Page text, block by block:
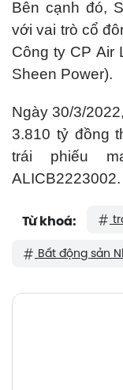
Bên cạnh đó,
với vai trò cổ
Công ty CP Air
Sheen Power).
Ngày 30/3/
3.810 tỷ đồng
trái phiếu
ALICB2223002.
Từ khoá:
Bất động sản